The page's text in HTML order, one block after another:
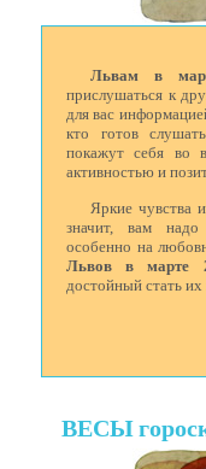
Львам в
прислушаться к
для вас
кто готов
покажут себя во
активностью и
Яркие чувства
значит, вам
особенно на
Львов в марте
достойный стать
ВЕСЫ